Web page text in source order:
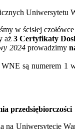
Uniwersytetu
w ścisłej
aż 3 Certyfikaty
2024prowadzimy
są numerem 1
przedsiębiorczości
na Uniwersytecie